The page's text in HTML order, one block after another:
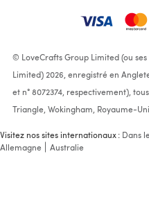
© LoveCrafts Group Limited (ou
Limited) 2026, enregistré en
et n° 8072374, respectivement),
Triangle, Wokingham, Royaume-Uni,
Visitez nos sites internationaux : Dans
Allemagne
Australie